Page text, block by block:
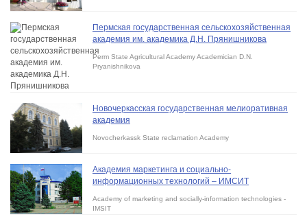
Пермская государственная сельскохозяйственная
академия им. академика Д.Н. Прянишникова
Perm State Agricultural Academy Academician D.N.
Pryanishnikova
Новочеркасская государственная мелиоративная
академия
Novocherkassk State reclamation Academy
Академия маркетинга и социально-
информационных технологий – ИМСИТ
Academy of marketing and socially-information technologies -
IMSIT